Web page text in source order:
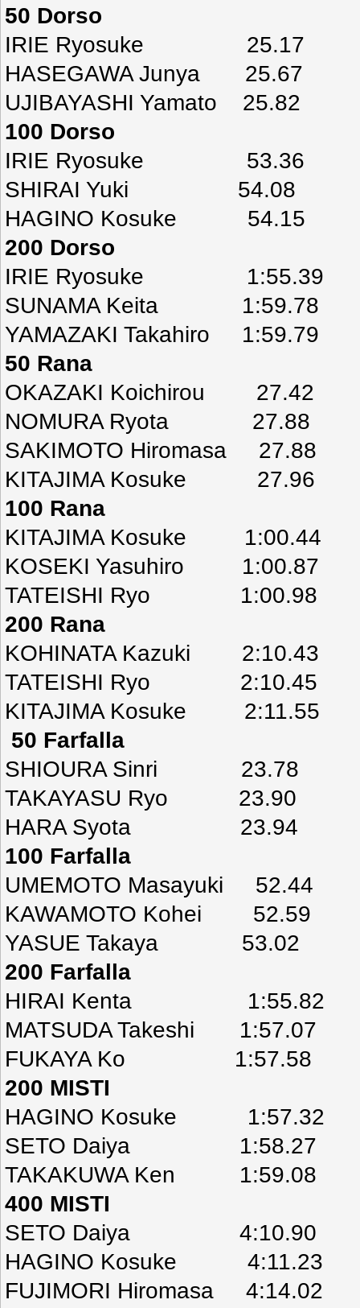
50 Dorso
IRIE Ryosuke 25.17
HASEGAWA Junya 25.67
UJIBAYASHI Yamato 25.82
100 Dorso
IRIE Ryosuke 53.36
SHIRAI Yuki 54.08
HAGINO Kosuke 54.15
200 Dorso
IRIE Ryosuke 1:55.39
SUNAMA Keita 1:59.78
YAMAZAKI Takahiro 1:59.79
50 Rana
OKAZAKI Koichirou 27.42
NOMURA Ryota 27.88
SAKIMOTO Hiromasa 27.88
KITAJIMA Kosuke 27.96
100 Rana
KITAJIMA Kosuke 1:00.44
KOSEKI Yasuhiro 1:00.87
TATEISHI Ryo 1:00.98
200 Rana
KOHINATA Kazuki 2:10.43
TATEISHI Ryo 2:10.45
KITAJIMA Kosuke 2:11.55
50 Farfalla
SHIOURA Sinri 23.78
TAKAYASU Ryo 23.90
HARA Syota 23.94
100 Farfalla
UMEMOTO Masayuki 52.44
KAWAMOTO Kohei 52.59
YASUE Takaya 53.02
200 Farfalla
HIRAI Kenta 1:55.82
MATSUDA Takeshi 1:57.07
FUKAYA Ko 1:57.58
200 MISTI
HAGINO Kosuke 1:57.32
SETO Daiya 1:58.27
TAKAKUWA Ken 1:59.08
400 MISTI
SETO Daiya 4:10.90
HAGINO Kosuke 4:11.23
FUJIMORI Hiromasa 4:14.02